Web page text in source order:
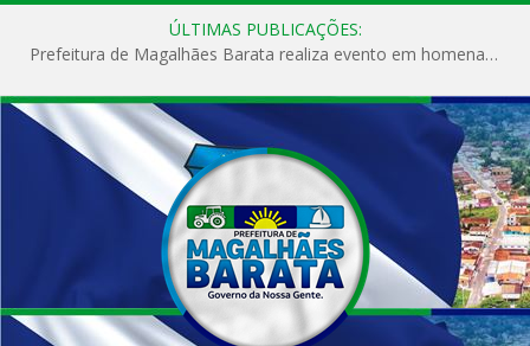
ÚLTIMAS PUBLICAÇÕES:
Prefeitura de Magalhães Barata realiza evento em homenagem ao Dia Internacional da Mulher